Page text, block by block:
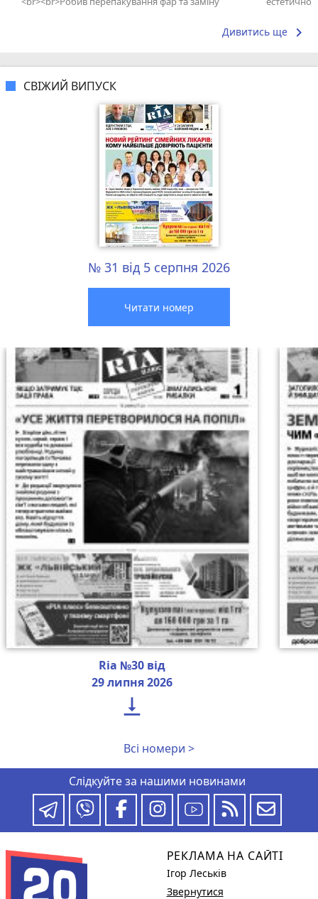
справжнє...
Дивитись ще keyboard_arrow_right
СВІЖИЙ ВИПУСК
№ 31 від 5 серпня 2026
Читати номер
Ria №30 від
29 липня 2026

Всі номери >
Слідкуйте за нашими новинами
РЕКЛАМА НА САЙТІ
Ігор Леськів
Звернутися